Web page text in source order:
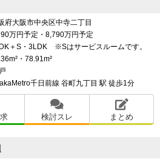
府大阪市中央区中寺二丁目
万円予定・8,790万円予定
＋S・3LDK ※Sはサービスルームです。
・78.91m²
千日前線 谷町九丁目 駅 徒歩1分
検討スレ まとめ